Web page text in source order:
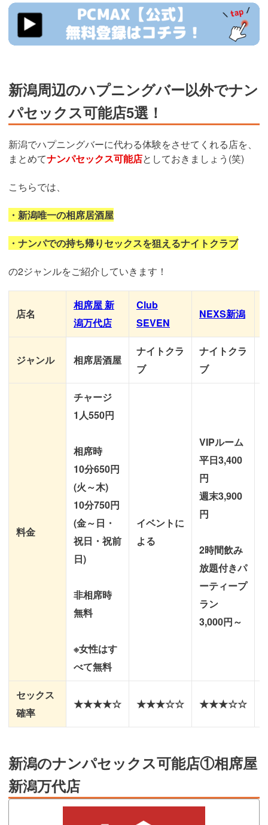
https://pcmax.jp/lp/?
ad_id=rm327007
新潟周辺のハプニングバー以外でナン
パセックス可能店5選！
新潟でハプニングバーに代わる体験をさせてくれる店を、
まとめてナンパセックス可能店としておきましょう(笑)
こちらでは、
・新潟唯一の相席居酒屋
・ナンパでの持ち帰りセックスを狙えるナイトクラブ
の2ジャンルをご紹介していきます！
店名
相席屋 新
潟万代店
Club
SEVEN
NEXS新潟
ジャンル 相席居酒屋
ナイトクラ
ブ
ナイトクラ
ブ
料金
チャージ
1人550円
相席時
10分650円
(火～木)
10分750円
(金～日・
祝日・祝前
日)
非相席時
無料
※女性はす
べて無料
イベントに
よる
VIPルーム
平日3,400
円
週末3,900
円
2時間飲み
放題付きパ
ーティープ
ラン
3,000円～
セックス
確率
★★★★☆ ★★★☆☆ ★★★☆☆
新潟のナンパセックス可能店①相席屋
新潟万代店